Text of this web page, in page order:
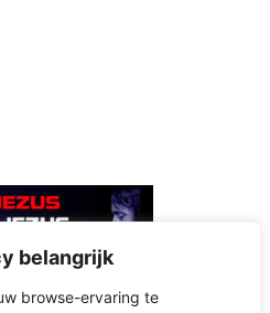
belangrijk
browse-ervaring te